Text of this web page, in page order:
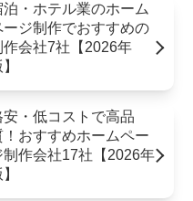
泊・ホテル業のホーム
ージ制作でおすすめの
作会社7社【2026年
安・低コストで高品
！おすすめホームペー
制作会社17社【2026年